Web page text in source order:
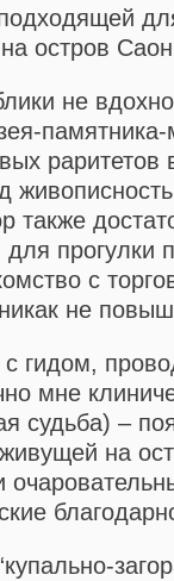
остров
не
также
прогулки
с
не
с гидом,
мне
судьба) –
на